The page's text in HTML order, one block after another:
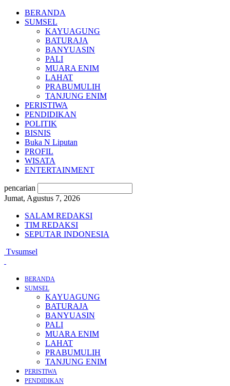
BERANDA
SUMSEL
KAYUAGUNG
BATURAJA
BANYUASIN
PALI
MUARA ENIM
LAHAT
PRABUMULIH
TANJUNG ENIM
PERISTIWA
PENDIDIKAN
POLITIK
BISNIS
Buka N Liputan
PROFIL
WISATA
ENTERTAINMENT
pencarian
Jumat, Agustus 7, 2026
SALAM REDAKSI
TIM REDAKSI
SEPUTAR INDONESIA
Tvsumsel
BERANDA
SUMSEL
KAYUAGUNG
BATURAJA
BANYUASIN
PALI
MUARA ENIM
LAHAT
PRABUMULIH
TANJUNG ENIM
PERISTIWA
PENDIDIKAN